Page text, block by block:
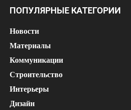
ПОПУЛЯРНЫЕ КАТЕГОРИИ
Новости
Материалы
Коммуникации
Строительство
Интерьеры
Дизайн